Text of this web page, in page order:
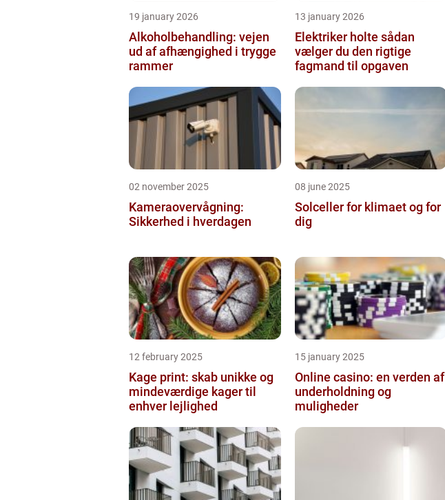
19 january 2026
Alkoholbehandling: vejen
ud af afhængighed i trygge
rammer
13 january 2026
Elektriker holte sådan
vælger du den rigtige
fagmand til opgaven
02 november 2025
Kameraovervågning:
Sikkerhed i hverdagen
08 june 2025
Solceller for klimaet og for
dig
12 february 2025
Kage print: skab unikke og
mindeværdige kager til
enhver lejlighed
15 january 2025
Online casino: en verden af
underholdning og
muligheder